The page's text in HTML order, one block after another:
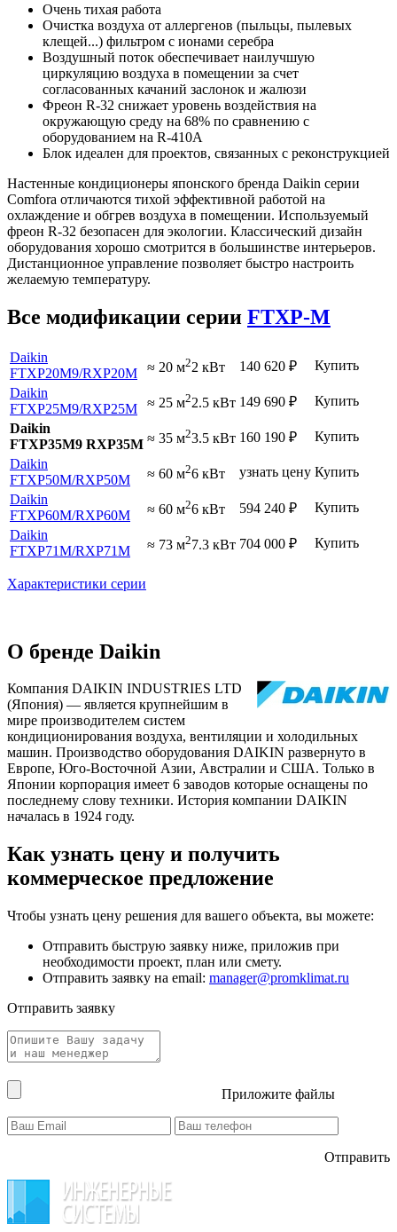
Очень тихая работа
Очистка воздуха от аллергенов (пыльцы, пылевых
клещей...) фильтром с ионами серебра
Воздушный поток обеспечивает наилучшую
циркуляцию воздуха в помещении за счет
согласованных качаний заслонок и жалюзи
Фреон R-32 снижает уровень воздействия на
окружающую среду на 68% по сравнению с
оборудованием на R-410A
Блок идеален для проектов, связанных с реконструкцией
Настенные кондиционеры японского бренда Daikin серии
Comfora отличаются тихой эффективной работой на
охлаждение и обгрев воздуха в помещении. Используемый
фреон R-32 безопасен для экологии. Классический дизайн
оборудования хорошо смотрится в большинстве интерьеров.
Дистанционное управление позволяет быстро настроить
желаемую температуру.
Все модификации серии FTXP-M
Daikin
FTXP20M9/RXP20M ≈ 20 м22 кВт 140 620 ₽
Купить
Daikin
FTXP25M9/RXP25M ≈ 25 м22.5 кВт 149 690 ₽
Купить
Daikin
FTXP35M9 RXP35M ≈ 35 м23.5 кВт 160 190 ₽
Купить
Daikin
FTXP50M/RXP50M ≈ 60 м26 кВт узнать цену Купить
Daikin
FTXP60M/RXP60M ≈ 60 м26 кВт 594 240 ₽
Купить
Daikin
FTXP71M/RXP71M ≈ 73 м27.3 кВт 704 000 ₽ Купить
Характеристики серии
О бренде Daikin
Компания DAIKIN INDUSTRIES LTD
(Япония) — является крупнейшим в
мире производителем систем
кондиционирования воздуха, вентиляции и холодильных
машин. Производство оборудования DAIKIN развернуто в
Европе, Юго-Восточной Азии, Австралии и США. Только в
Японии корпорация имеет 6 заводов которые оснащены по
последнему слову техники. История компании DAIKIN
началась в 1924 году.
Как узнать цену и получить
коммерческое предложение
Чтобы узнать цену решения для вашего объекта, вы можете:
Отправить быструю заявку ниже, приложив при
необходимости проект, план или смету.
Отправить заявку на email: manager@promklimat.ru
Отправить заявку
Приложите файлы
Отправить